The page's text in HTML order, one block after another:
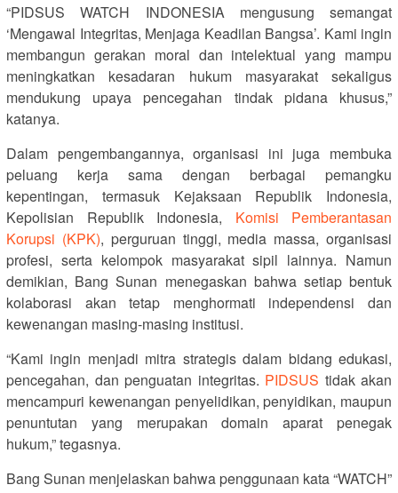
“PIDSUS WATCH INDONESIA mengusung semangat
‘Mengawal Integritas, Menjaga Keadilan Bangsa’. Kami ingin
membangun gerakan moral dan intelektual yang mampu
meningkatkan kesadaran hukum masyarakat sekaligus
mendukung upaya pencegahan tindak pidana khusus,”
katanya.
Dalam pengembangannya, organisasi ini juga membuka
peluang kerja sama dengan berbagai pemangku
kepentingan, termasuk Kejaksaan Republik Indonesia,
Kepolisian Republik Indonesia, Komisi Pemberantasan
Korupsi (KPK), perguruan tinggi, media massa, organisasi
profesi, serta kelompok masyarakat sipil lainnya. Namun
demikian, Bang Sunan menegaskan bahwa setiap bentuk
kolaborasi akan tetap menghormati independensi dan
kewenangan masing-masing institusi.
“Kami ingin menjadi mitra strategis dalam bidang edukasi,
pencegahan, dan penguatan integritas. PIDSUS tidak akan
mencampuri kewenangan penyelidikan, penyidikan, maupun
penuntutan yang merupakan domain aparat penegak
hukum,” tegasnya.
Bang Sunan menjelaskan bahwa penggunaan kata “WATCH”